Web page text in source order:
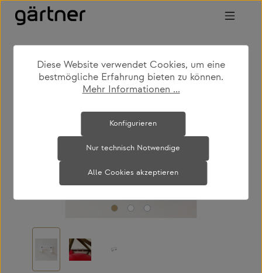
Zum Hauptinhalt springen
Bildergalerie überspringen
Diese Website verwendet Cookies, um eine
bestmögliche Erfahrung bieten zu können.
Mehr Informationen ...
Nur technisch Notwendige
Konfigurieren
Alle Cookies akzeptieren